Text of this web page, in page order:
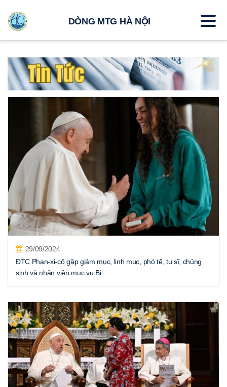
29/09/2024
ĐTC Phan-xi-cô gặp giám mục, linh mục, phó tế, tu sĩ, chủng
sinh và nhân viên mục vụ Bỉ
DÒNG MTG HÀ NỘI